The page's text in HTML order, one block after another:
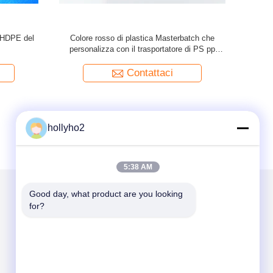
LDPE
Colore di plastica giallo Masterbatch usato per
le borse di immondizia Injetion
Contattaci
Scrivici
hollyho2
5:38 AM
Good day, what product are you looking
for?